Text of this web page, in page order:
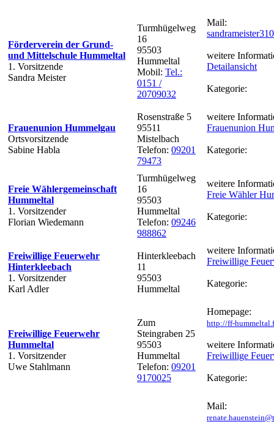
Förderverein der Grund-
und Mittelschule Hummeltal
1. Vorsitzende
Sandra Meister
Turmhügelweg
16
95503
Hummeltal
Mobil: Tel.:
0151 /
20709032
Mail:
weitere
Detailansicht
Kategorie:
Frauenunion Hummelgau
Ortsvorsitzende
Sabine Habla
Rosenstraße 5
95511
Mistelbach
Telefon: 09201
79473
weitere
Frauenunion
Kategorie:
Freie Wählergemeinschaft
Hummeltal
1. Vorsitzender
Florian Wiedemann
Turmhügelweg
16
95503
Hummeltal
Telefon: 09246
988862
weitere
Freie Wähler
Kategorie:
Freiwillige Feuerwehr
Hinterkleebach
1. Vorsitzender
Karl Adler
Hinterkleebach
11
95503
Hummeltal
weitere
Freiwillige
Kategorie:
Freiwillige Feuerwehr
Hummeltal
1. Vorsitzender
Uwe Stahlmann
Zum
Steingraben 25
95503
Hummeltal
Telefon: 09201
9170025
Homepage:
http://ff-
weitere
Freiwillige
Kategorie:
Mail: